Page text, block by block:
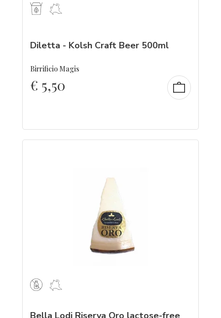
Diletta - Kolsh Craft Beer 500ml
Birrificio Magis
€ 5,50
Bella Lodi Riserva Oro lactose-free